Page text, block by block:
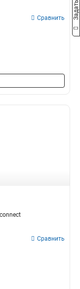
Сравнить
Сравнить